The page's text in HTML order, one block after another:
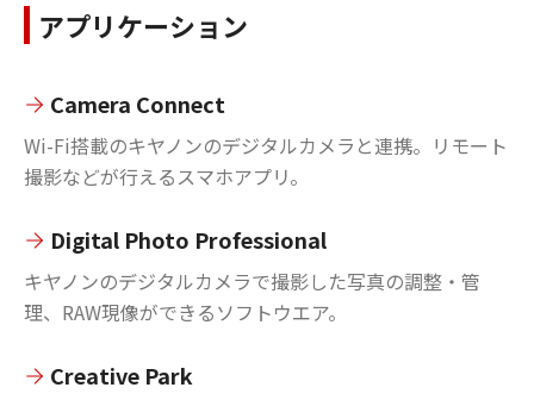
アプリケーション
Camera Connect
Wi-Fi搭載のキヤノンのデジタルカメラと連携。リモート
撮影などが行えるスマホアプリ。
Digital Photo Professional
キヤノンのデジタルカメラで撮影した写真の調整・管
理、RAW現像ができるソフトウエア。
Creative Park